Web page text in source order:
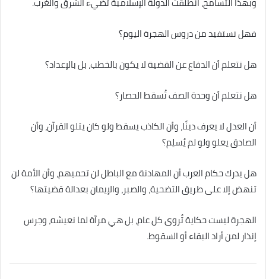
فهل نستفيد من دروس الهجرة اليوم؟
هل نتعلم أن الدفاع عن القضية لا يكون بالخطب، بل بالإعداد؟
هل نتعلم أن وحدة الصف تُسقط الحصار؟
أن العدل لا يعرف دينًا، وأن الكاذب يسقط ولو كان يتلو القرآن، وأن
الصادق يعلو ولو لم يُسلِم؟
هل يدرك حكام العرب أن المهادنة مع الباطل لن تحميهم، وأن الأمة لن
تنهض إلا على طريق التضحية، والصبر، والإيمان بعدالة قضيتها؟
الهجرة ليست حكاية تُروى كل عام، بل هي مرآة لما نعيشه، وجرس
إنذار لمن أراد البقاء أو السقوط.